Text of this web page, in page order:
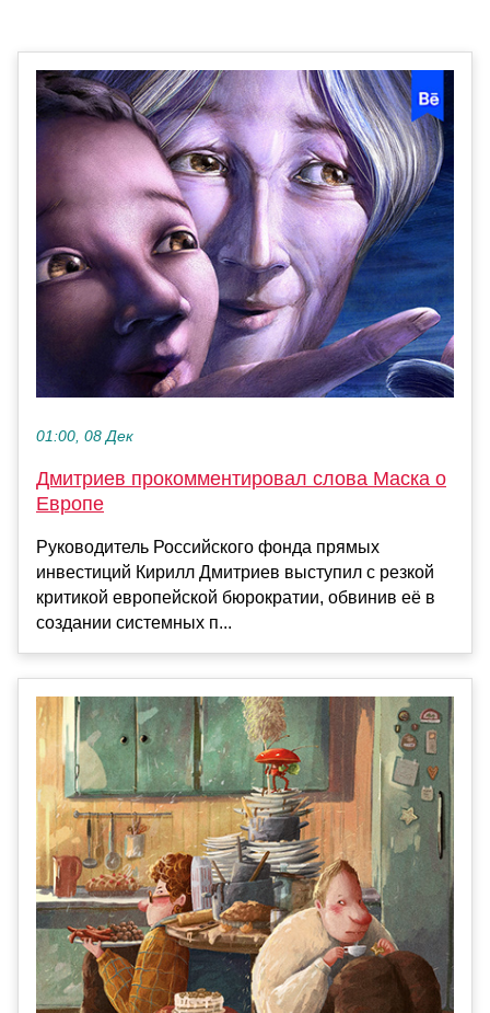
01:00, 08 Дек
Дмитриев прокомментировал слова Маска о
Европе
Руководитель Российского фонда прямых
инвестиций Кирилл Дмитриев выступил с резкой
критикой европейской бюрократии, обвинив её в
создании системных п...